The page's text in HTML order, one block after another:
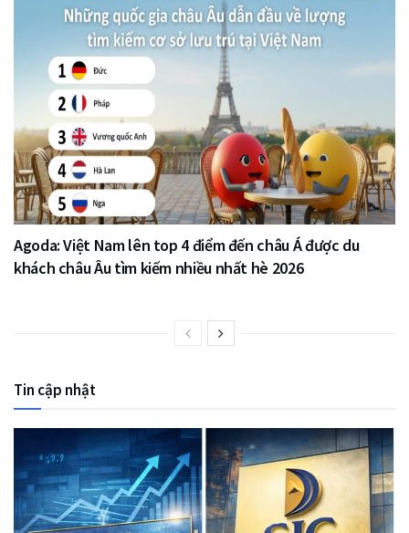
Agoda: Việt Nam lên top 4 điểm đến châu Á được du
khách châu Âu tìm kiếm nhiều nhất hè 2026
Tin cập nhật